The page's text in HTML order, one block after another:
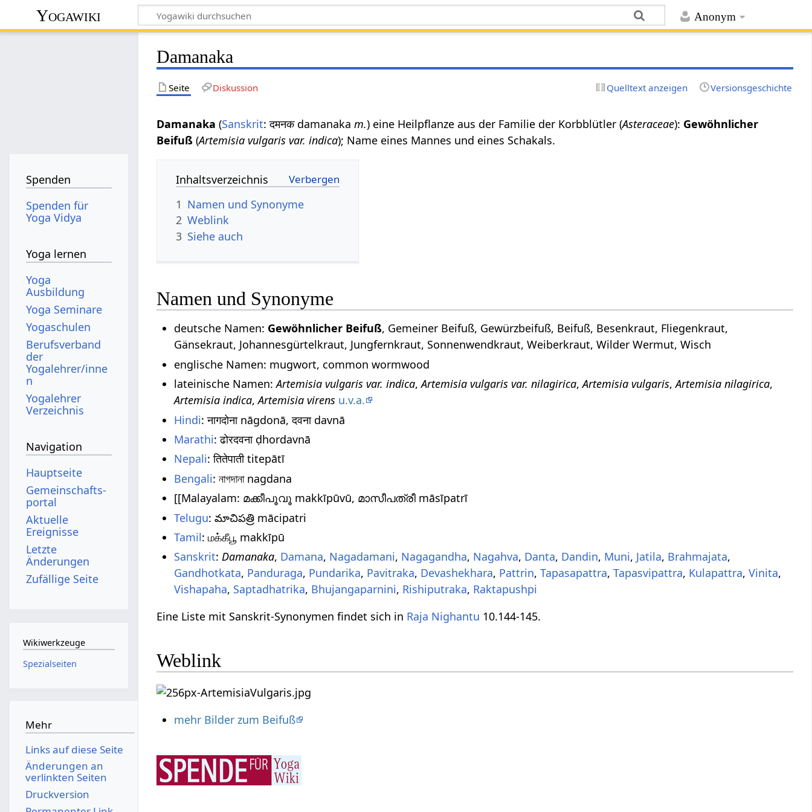
Anonym
Yogawiki
Damanaka
Seite Diskussion Quelltext anzeigen Versionsgeschichte
Damanaka (Sanskrit: दमनक damanakam.) eine Heilpflanze aus der Familie der Korbblütler (Asteraceae): Gewöhnlicher
Beifuß (Artemisia vulgaris var. indica); Name eines Mannes und eines Schakals.
Inhaltsverzeichnis
1 Namen und Synonyme
2 Weblink
3 Siehe auch
Namen und Synonyme
deutsche Namen: Gewöhnlicher Beifuß, Gemeiner Beifuß, Gewürzbeifuß, Beifuß, Besenkraut, Fliegenkraut,
Gänsekraut, Johannesgürtelkraut, Jungfernkraut, Sonnenwendkraut, Weiberkraut, Wilder Wermut, Wisch
englische Namen: mugwort, common wormwood
lateinische Namen:Artemisia vulgaris var. indica,Artemisia vulgaris var. nilagirica,Artemisia vulgaris,Artemisia nilagirica,
Artemisia indica,Artemisia virens u.v.a.
Hindi: नागदोना nāgdonā, दवना davnā
Marathi: ढोरदवना ḍhordavnā
Nepali: तितेपाती titepātī
Bengali: নাগদানা nagdana
[[Malayalam: മക്കീപൂവൂ makkīpūvū, മാസീപത്രീ māsīpatrī
Telugu: మాచిపత్రి mācipatri
Tamil: மக்கீபூ makkīpū
Sanskrit:Damanaka, Damana, Nagadamani, Nagagandha, Nagahva, Danta, Dandin, Muni, Jatila, Brahmajata,
Gandhotkata, Panduraga, Pundarika, Pavitraka, Devashekhara, Pattrin,Tapasapattra,Tapasvipattra, Kulapattra,Vinita,
Vishapaha, Saptadhatrika, Bhujangaparnini, Rishiputraka, Raktapushpi
Eine Liste mit Sanskrit-Synonymen findet sich in Raja Nighantu 10.144-145.
Weblink
mehr Bilder zum Beifuß
Spenden
Spenden für
Yoga Vidya
Yoga lernen
Yoga
Ausbildung
Yoga Seminare
Yogaschulen
Berufsverband
der
Yogalehrer/inne
n
Yogalehrer
Verzeichnis
Navigation
Hauptseite
Gemeinschafts­
portal
Aktuelle
Ereignisse
Letzte
Änderungen
Zufällige Seite
Wikiwerkzeuge
Spezialseiten
Mehr
Links auf diese Seite
Änderungen an
verlinkten Seiten
Druckversion